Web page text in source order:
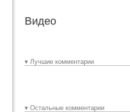
Видео
▾ Лучшие комментарии
▾ Остальные комментарии